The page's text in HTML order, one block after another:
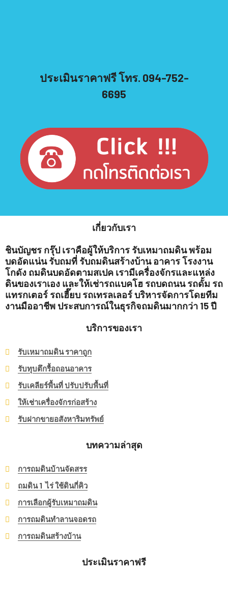
ประเมินราคาฟรี โทร. 094-752-
6695
เกี่ยวกับเรา
ชินบัญชร กรุ๊ป เราคือผู้ให้บริการ รับเหมาถมดิน พร้อม
บดอัดแน่น รับถมที่ รับถมดินสร้างบ้าน อาคาร โรงงาน
โกดัง ถมดินบดอัดตามสเปค เรามีเครื่องจักรและแหล่ง
ดินของเราเอง และให้เช่ารถแบคโฮ รถบดถนน รถดั้ม รถ
แทรกเตอร์ รถเฮี๊ยบ รถเทรลเลอร์ บริหารจัดการโดยทีม
งานมืออาชีพ ประสบการณ์ในธุรกิจถมดินมากกว่า 15 ปี
บริการของเรา
รับเหมาถมดิน ราคาถูก
รับทุบตึกรื้อถอนอาคาร
รับเคลียร์พื้นที่ ปรับปรับพื้นที่
ให้เช่าเครื่องจักรก่อสร้าง
รับฝากขายอสังหาริมทรัพย์
บทความล่าสุด
การถมดินบ้านจัดสรร
ถมดิน 1 ไร่ ใช้ดินกี่คิว
การเลือกผู้รับเหมาถมดิน
การถมดินทำลานจอดรถ
การถมดินสร้างบ้าน
ประเมินราคาฟรี